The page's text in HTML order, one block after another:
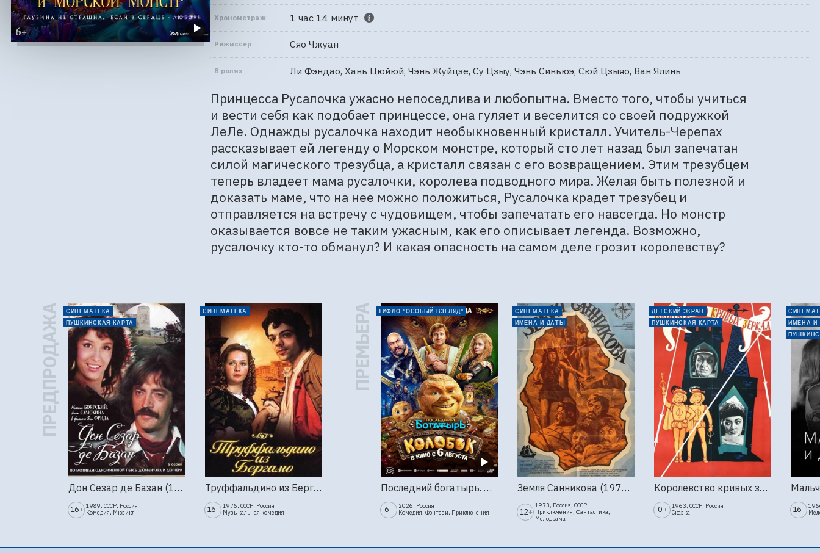
Хронометраж 1 час 14 минут
Режиссер Сяо Чжуан
В ролях Ли Фэндао, Хань Цюйюй, Чэнь Жуйцзе, Су Цзыу, Чэнь Синьюэ, Сюй Цзыяо, Ван Ялинь
Принцесса Русалочка ужасно непоседлива и любопытна. Вместо того, чтобы учиться
и вести себя как подобает принцессе, она гуляет и веселится со своей подружкой
ЛеЛе. Однажды русалочка находит необыкновенный кристалл. Учитель-Черепах
рассказывает ей легенду о Морском монстре, который сто лет назад был запечатан
силой магического трезубца, а кристалл связан с его возвращением. Этим трезубцем
теперь владеет мама русалочки, королева подводного мира. Желая быть полезной и
доказать маме, что на нее можно положиться, Русалочка крадет трезубец и
отправляется на встречу с чудовищем, чтобы запечатать его навсегда. Но монстр
оказывается вовсе не таким ужасным, как его описывает легенда. Возможно,
русалочку кто-то обманул? И какая опасность на самом деле грозит королевству?
ПРЕДПРОДАЖА
СИНЕМАТЕКА
ПУШКИНСКАЯ КАРТА
Дон Сезар де Базан (1989г., Ленфильм, 2 серии)
16+ 1989, СССР, Россия
Комедия, Мюзикл
СИНЕМАТЕКА
Труффальдино из Бергамо (1976г., Ленфильм, 2 серии)
16+ 1976, СССР, Россия
Музыкальная комедия
ПРЕМЬЕРА ТИФЛО "ОСОБЫЙ ВЗГЛЯД"
Последний богатырь. Колобок
6 +
2026, Россия
Комедия, Фэнтези, Приключения
СИНЕМАТЕКА
ИМЕНА И ДАТЫ
Земля Санникова (1973, Мосфильм)
12+
1973, Россия, СССР
Приключения, Фантастика,
Мелодрама
ДЕТСКИЙ ЭКРАН
ПУШКИНСКАЯ КАРТА
Королевство кривых зеркал (1963г., Киностудия Горького)
0 +
1963, СССР, Россия
Сказка
ИМЕНА И
16+